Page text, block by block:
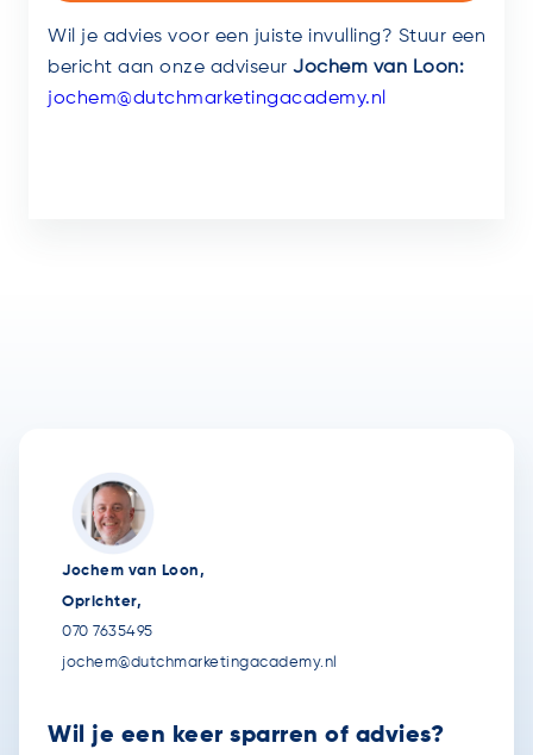
Wil je advies voor een juiste invulling? Stuur een
bericht aan onze adviseur Jochem van Loon:
jochem@dutchmarketingacademy.nl
Jochem van Loon,
Oprichter,
070 7635495
jochem@dutchmarketingacademy.nl
Wil je een keer sparren of advies?